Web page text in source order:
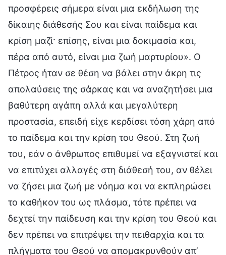
προσφέρεις σήμερα είναι μια εκδήλωση της
δίκαιης διάθεσής Σου και είναι παίδεμα και
κρίση μαζί· επίσης, είναι μια δοκιμασία και,
πέρα ​​από αυτό, είναι μια ζωή μαρτυρίου». Ο
Πέτρος ήταν σε θέση να βάλει στην άκρη τις
απολαύσεις της σάρκας και να αναζητήσει μια
βαθύτερη αγάπη αλλά και μεγαλύτερη
προστασία, επειδή είχε κερδίσει τόση χάρη από
το παίδεμα και την κρίση του Θεού. Στη ζωή
του, εάν ο άνθρωπος επιθυμεί να εξαγνιστεί και
να επιτύχει αλλαγές στη διάθεσή του, αν θέλει
να ζήσει μια ζωή με νόημα και να εκπληρώσει
το καθήκον του ως πλάσμα, τότε πρέπει να
δεχτεί την παίδευση και την κρίση του Θεού και
δεν πρέπει να επιτρέψει την πειθαρχία και τα
πλήγματα του Θεού να απομακρυνθούν απ’